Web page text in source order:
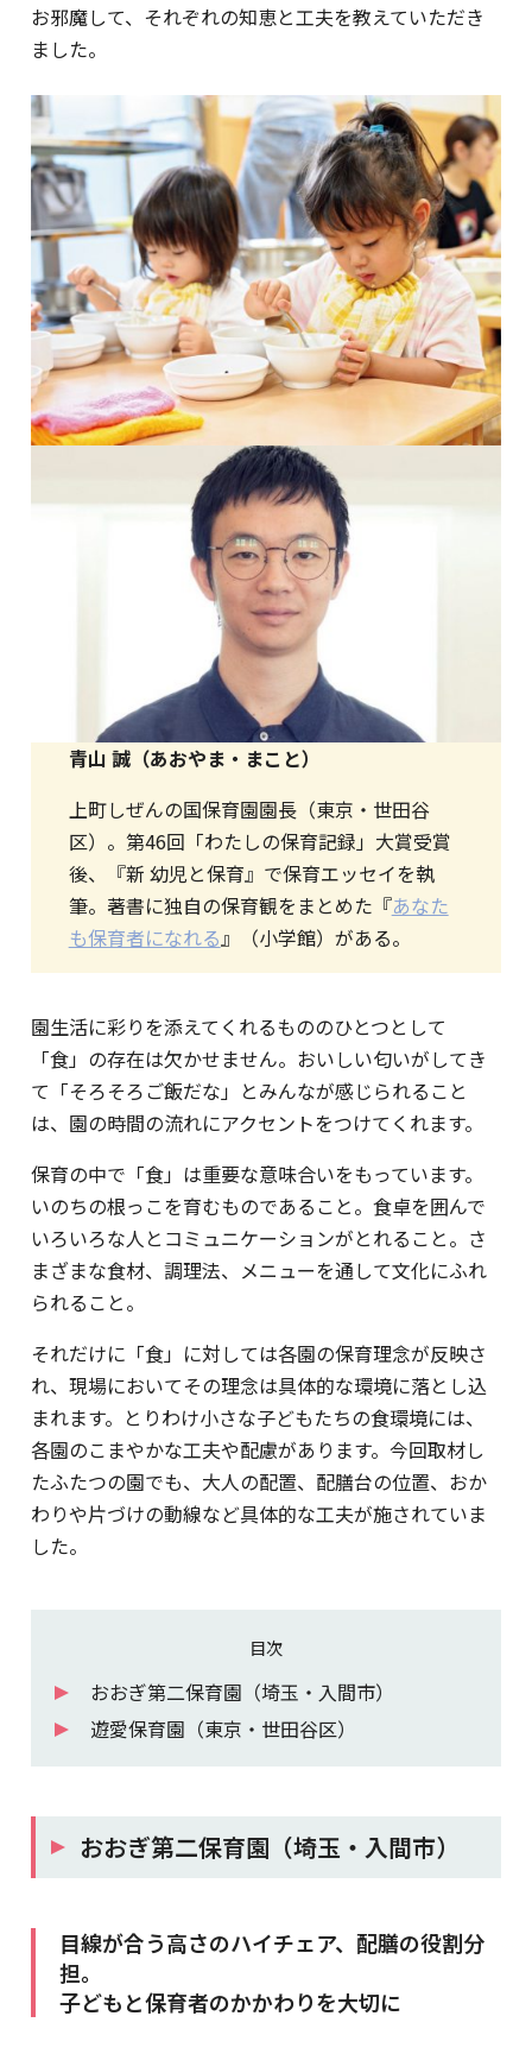
お邪魔して、それぞれの知恵と工夫を教えていただき
ました。
青山 誠（あおやま・まこと）
上町しぜんの国保育園園長（東京・世田谷
区）。第46回「わたしの保育記録」大賞受賞
後、『新 幼児と保育』で保育エッセイを執
筆。著書に独自の保育観をまとめた『あなた
も保育者になれる 』（小学館）がある。
園生活に彩りを添えてくれるもののひとつとして
「食」の存在は欠かせません。おいしい匂いがしてき
て「そろそろご飯だな」とみんなが感じられること
は、園の時間の流れにアクセントをつけてくれます。
保育の中で「食」は重要な意味合いをもっています。
いのちの根っこを育むものであること。食卓を囲んで
いろいろな人とコミュニケーションがとれること。さ
まざまな食材、調理法、メニューを通して文化にふれ
られること。
それだけに「食」に対しては各園の保育理念が反映さ
れ、現場においてその理念は具体的な環境に落とし込
まれます。とりわけ小さな子どもたちの食環境には、
各園のこまやかな工夫や配慮があります。今回取材し
たふたつの園でも、大人の配置、配膳台の位置、おか
わりや片づけの動線など具体的な工夫が施されていま
した。
目次
おおぎ第二保育園（埼玉・入間市）
遊愛保育園（東京・世田谷区）
おおぎ第二保育園（埼玉・入間市）
目線が合う高さのハイチェア、配膳の役割分
担。
子どもと保育者のかかわりを大切に